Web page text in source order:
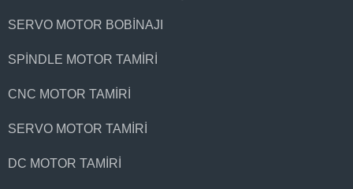
SERVO MOTOR BOBINAJI
SPINDLE MOTOR TAMIRI
CNC MOTOR TAMIRI
SERVO MOTOR TAMIRI
DC MOTOR TAMIRI